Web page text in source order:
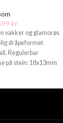
kr
vakker og glamorøs
dråpeformet
Regulerbar
på stein: 18x13mm